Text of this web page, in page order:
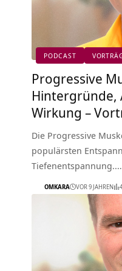
PODCAST
Progressive
Hintergründe,
Wirkung –
Die Progressive
populärsten
Tiefenentspannung.…
OMKARA VOR 9 JAHREN